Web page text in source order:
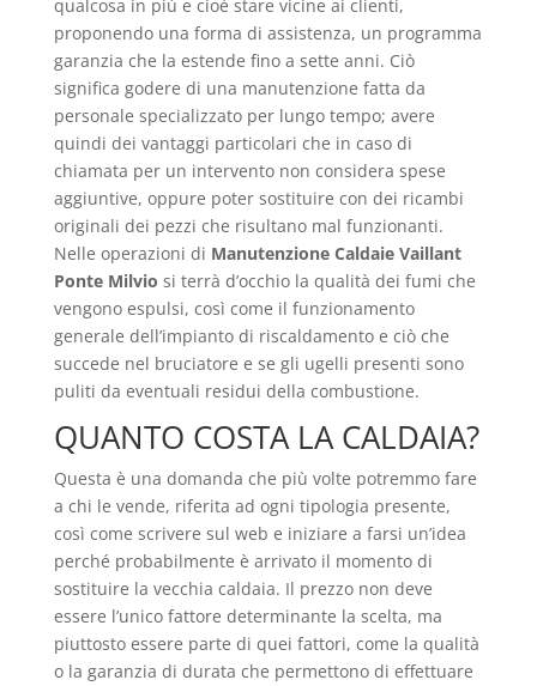
qualcosa in più e cioè stare vicine ai clienti,
proponendo una forma di assistenza, un programma
garanzia che la estende fino a sette anni. Ciò
significa godere di una manutenzione fatta da
personale specializzato per lungo tempo; avere
quindi dei vantaggi particolari che in caso di
chiamata per un intervento non considera spese
aggiuntive, oppure poter sostituire con dei ricambi
originali dei pezzi che risultano mal funzionanti.
Nelle operazioni di Manutenzione Caldaie Vaillant
Ponte Milvio si terrà d’occhio la qualità dei fumi che
vengono espulsi, così come il funzionamento
generale dell’impianto di riscaldamento e ciò che
succede nel bruciatore e se gli ugelli presenti sono
puliti da eventuali residui della combustione.
QUANTO COSTA LA CALDAIA?
Questa è una domanda che più volte potremmo fare
a chi le vende, riferita ad ogni tipologia presente,
così come scrivere sul web e iniziare a farsi un’idea
perché probabilmente è arrivato il momento di
sostituire la vecchia caldaia. Il prezzo non deve
essere l’unico fattore determinante la scelta, ma
piuttosto essere parte di quei fattori, come la qualità
o la garanzia di durata che permettono di effettuare